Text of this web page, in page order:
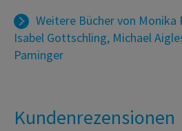
Weitere Bücher von Monika
Isabel Gottschling, Michael
Paminger
Kundenrezensionen